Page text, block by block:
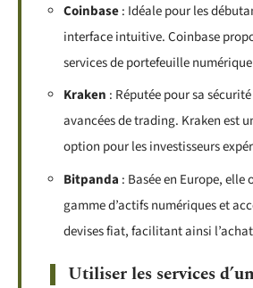
Coinbase: Idéale pour les
interface intuitive. Coinbase
services de portefeuille
Kraken : Réputée pour sa
avancées de trading. Kraken est
option pour les investisseurs
Bitpanda : Basée en Europe, elle
gamme d’actifs numériques et
devises fiat, facilitant ainsi
Utiliser les services